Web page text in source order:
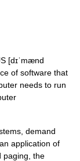
[dɪˈmænd
of software that
needs to run
demand
application of
paging, the